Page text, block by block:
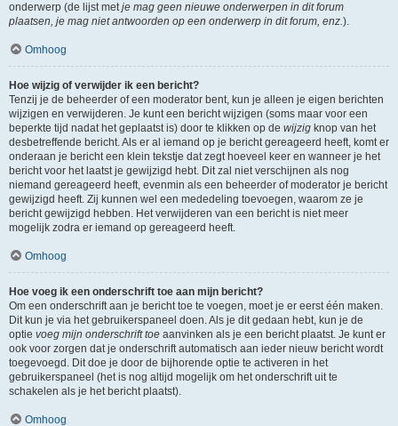
onderwerp (de lijst metje mag geen nieuwe onderwerpen in dit forum
plaatsen, je mag niet antwoorden op een onderwerp in dit forum, enz.).
Omhoog
Hoe wijzig of verwijder ik een bericht?
Tenzij je de beheerder of een moderator bent, kun je alleen je eigen berichten
wijzigen en verwijderen. Je kunt een bericht wijzigen (soms maar voor een
beperkte tijd nadat het geplaatst is) door te klikken op de wijzig knop van het
desbetreffende bericht. Als er al iemand op je bericht gereageerd heeft, komt er
onderaan je bericht een klein tekstje dat zegt hoeveel keer en wanneer je het
bericht voor het laatst je gewijzigd hebt. Dit zal niet verschijnen als nog
niemand gereageerd heeft, evenmin als een beheerder of moderator je bericht
gewijzigd heeft. Zij kunnen wel een mededeling toevoegen, waarom ze je
bericht gewijzigd hebben. Het verwijderen van een bericht is niet meer
mogelijk zodra er iemand op gereageerd heeft.
Omhoog
Hoe voeg ik een onderschrift toe aan mijn bericht?
Om een onderschrift aan je bericht toe te voegen, moet je er eerst één maken.
Dit kun je via het gebruikerspaneel doen. Als je dit gedaan hebt, kun je de
optie voeg mijn onderschrift toe aanvinken als je een bericht plaatst. Je kunt er
ook voor zorgen dat je onderschrift automatisch aan ieder nieuw bericht wordt
toegevoegd. Dit doe je door de bijhorende optie te activeren in het
gebruikerspaneel (het is nog altijd mogelijk om het onderschrift uit te
schakelen als je het bericht plaatst).
Omhoog